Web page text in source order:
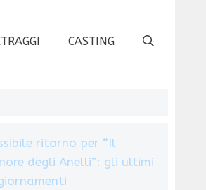
CASTING
ritorno per “Il
degli Anelli”: gli ultimi